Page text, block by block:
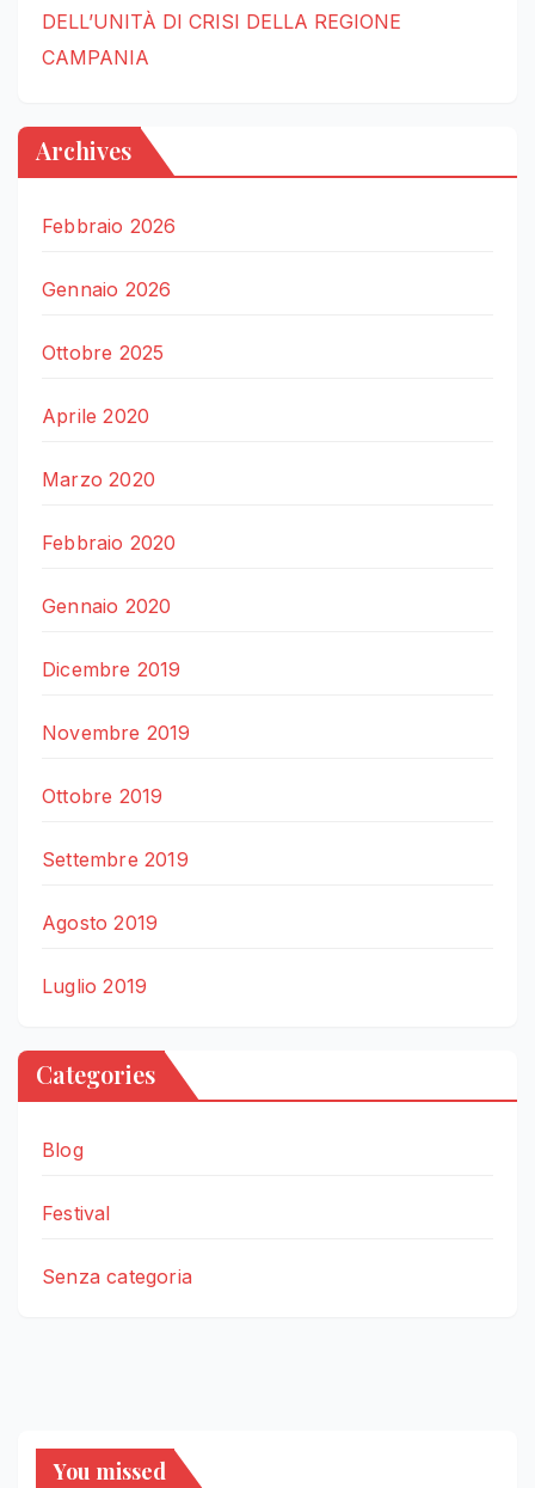
DELL’UNITÀ DI CRISI DELLA REGIONE
CAMPANIA
Archives
Febbraio 2026
Gennaio 2026
Ottobre 2025
Aprile 2020
Marzo 2020
Febbraio 2020
Gennaio 2020
Dicembre 2019
Novembre 2019
Ottobre 2019
Settembre 2019
Agosto 2019
Luglio 2019
Categories
Blog
Festival
Senza categoria
You missed